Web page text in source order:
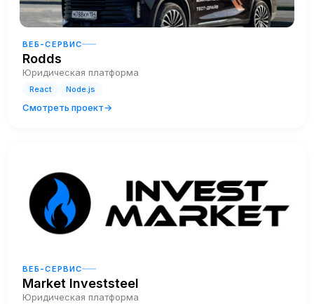
ВЕБ-СЕРВИС
Rodds
Юридическая платформа
React Node.js
Смотреть проект
ВЕБ-СЕРВИС
Market Investsteel
Юридическая платформа